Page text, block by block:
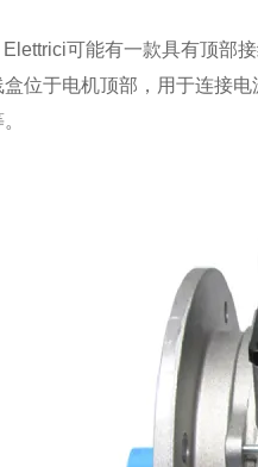
可能有一款具有顶部
位于电机顶部，用于连接